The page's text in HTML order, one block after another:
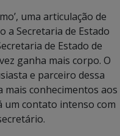
uma articulação de
a Secretaria de Estado
de Estado de
ganha mais corpo. O
e parceiro dessa
mais conhecimentos aos
um contato intenso com